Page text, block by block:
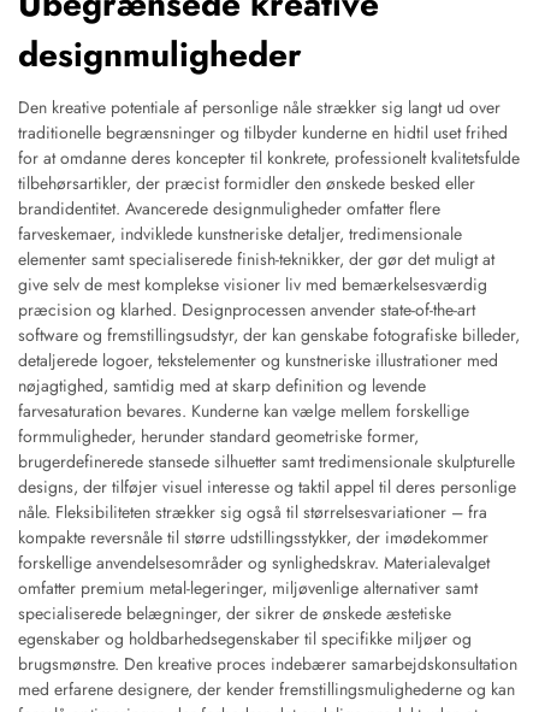
designmuligheder
Den kreative potentiale af personlige nåle strækker sig langt ud over
traditionelle begrænsninger og tilbyder kunderne en hidtil uset frihed
for at omdanne deres koncepter til konkrete, professionelt kvalitetsfulde
tilbehørsartikler, der præcist formidler den ønskede besked eller
brandidentitet. Avancerede designmuligheder omfatter flere
farveskemaer, indviklede kunstneriske detaljer, tredimensionale
elementer samt specialiserede finish-teknikker, der gør det muligt at
give selv de mest komplekse visioner liv med bemærkelsesværdig
præcision og klarhed. Designprocessen anvender state-of-the-art
software og fremstillingsudstyr, der kan genskabe fotografiske billeder,
detaljerede logoer, tekstelementer og kunstneriske illustrationer med
nøjagtighed, samtidig med at skarp definition og levende
farvesaturation bevares. Kunderne kan vælge mellem forskellige
formmuligheder, herunder standard geometriske former,
brugerdefinerede stansede silhuetter samt tredimensionale skulpturelle
designs, der tilføjer visuel interesse og taktil appel til deres personlige
nåle. Fleksibiliteten strækker sig også til størrelsesvariationer – fra
kompakte reversnåle til større udstillingsstykker, der imødekommer
forskellige anvendelsesområder og synlighedskrav. Materialevalget
omfatter premium metal-legeringer, miljøvenlige alternativer samt
specialiserede belægninger, der sikrer de ønskede æstetiske
egenskaber og holdbarhedsegenskaber til specifikke miljøer og
brugsmønstre. Den kreative proces indebærer samarbejdskonsultation
med erfarene designere, der kender fremstillingsmulighederne og kan